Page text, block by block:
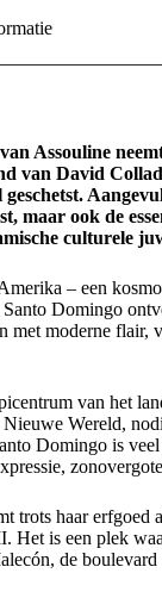
Assouline
van David
maar ook de
culturele
– een
Domingo
met moderne
van het
Wereld,
Domingo is
trots haar
Het is een plek
de